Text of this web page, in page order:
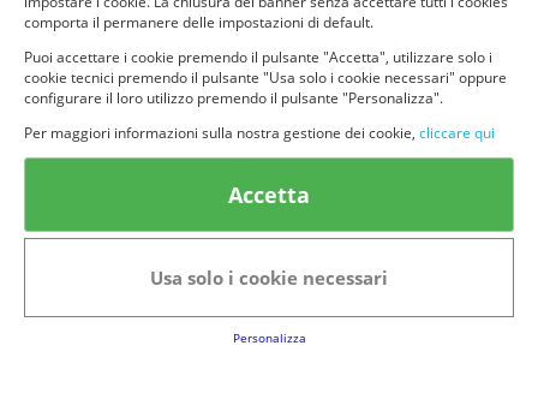
© provaprodottigratis.it 2023 | All Rights Reserved.
Categorie in evidenza
Bellezza
Alimenti e bevande
Animali
comporta il permanere delle impostazioni di default.
Puoi accettare i cookie premendo il pulsante "Accetta", utilizzare solo i
cookie tecnici premendo il pulsante "Usa solo i cookie necessari" oppure
configurare il loro utilizzo premendo il pulsante "Personalizza".
Per maggiori informazioni sulla nostra gestione dei cookie, cliccare qui
Accetta
Usa solo i cookie necessari
Personalizza